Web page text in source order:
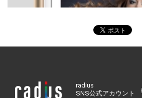
radius
SNS公式アカウント